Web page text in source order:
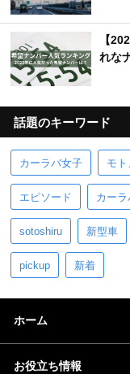
【
れな
話題のキーワード
カーラバ女子 モ
エピソード カーラ
sotoshiru 新型車
pickup 新着
ホーム
お役立ち情報